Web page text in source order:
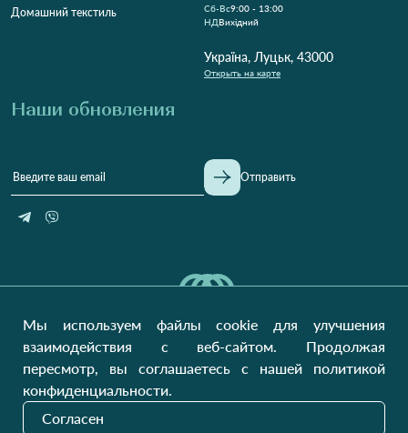
Домашний текстиль
Cб-Вс9:00 - 13:00
НДВихідний
Україна, Луцьк, 43000
Открыть на карте
Наши обновления
Отправить
На украинском рынке с 2011 года
Мы используем файлы cookie для улучшения
взаимодействия с веб-сайтом. Продолжая
пересмотр, вы соглашаетесь с нашей политикой
конфиденциальности.
Согласен